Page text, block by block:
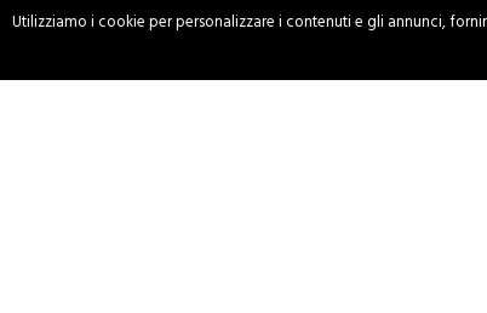
HOME
Utilizziamo i cookie per personalizzare i contenuti e gli annunci,